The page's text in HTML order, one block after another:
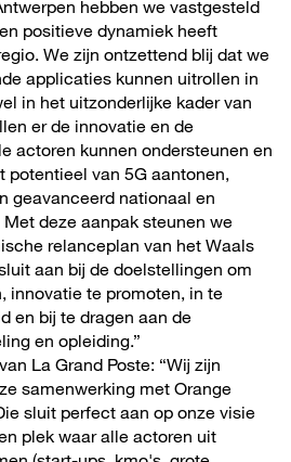
hebben we vastgesteld
positieve dynamiek heeft
We zijn ontzettend blij dat we
applicaties kunnen uitrollen in
in het uitzonderlijke kader van
er de innovatie en de
actoren kunnen ondersteunen en
potentieel van 5G aantonen,
geavanceerd nationaal en
deze aanpak steunen we
relanceplan van het Waals
aan bij de doelstellingen om
innovatie te promoten, in te
en bij te dragen aan de
en opleiding.”
La Grand Poste: “Wij zijn
samenwerking met Orange
sluit perfect aan op onze visie
plek waar alle actoren uit